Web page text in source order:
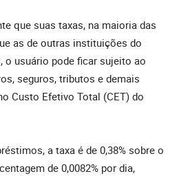
que suas taxas, na maioria das
as de outras instituições do
o usuário pode ficar sujeito ao
seguros, tributos e demais
Custo Efetivo Total (CET) do
a taxa é de 0,38% sobre o
de 0,0082% por dia,